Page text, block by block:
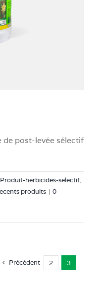
de post-levée sélectif
Produit-herbicides-selectif,
produits | 0
Précédent 2 3